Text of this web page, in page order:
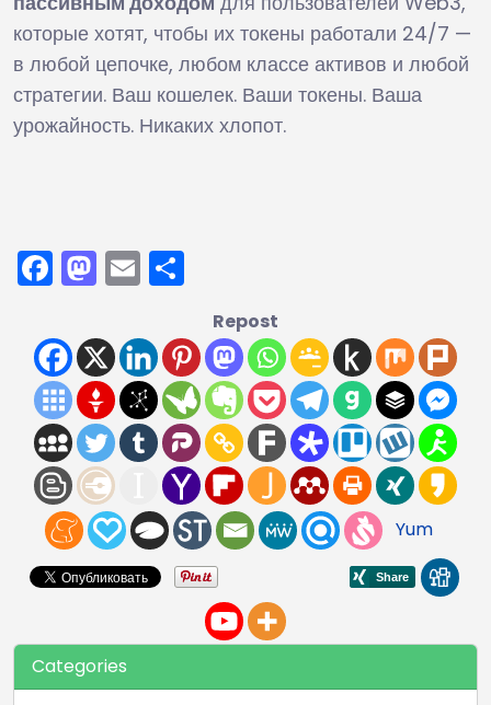
которые хотят, чтобы их токены работали 24/7 —
в любой цепочке, любом классе активов и любой
стратегии. Ваш кошелек. Ваши токены. Ваша
урожайность. Никаких хлопот.
Facebook
Mastodon
Email
Repost
Yum
Categories